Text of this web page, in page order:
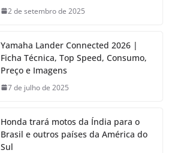
2 de setembro de 2025
Yamaha Lander Connected 2026 |
Ficha Técnica, Top Speed, Consumo,
Preço e Imagens
7 de julho de 2025
Honda trará motos da Índia para o
Brasil e outros países da América do
Sul